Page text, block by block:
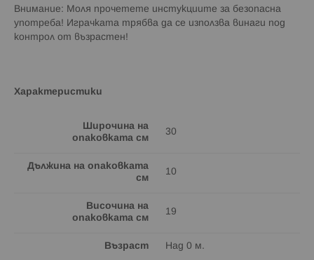
Внимание: Моля прочетете инстукциите за безопасна
употреба! Играчката трябва да се използва винаги под
контрол от възрастен!
Характеристики
Широчина на
опаковката см
30
Дължина на опаковката
см
10
Височина на
опаковката см
19
Възраст Над 0 м.